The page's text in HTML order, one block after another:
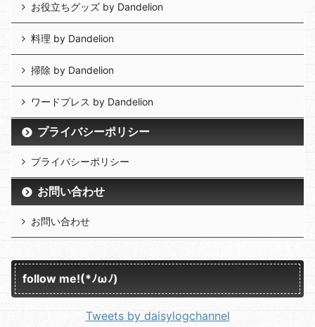
お役立ちグッズ by Dandelion
料理 by Dandelion
掃除 by Dandelion
ワードプレス by Dandelion
プライバシーポリシー
プライバシーポリシー
お問い合わせ
お問い合わせ
follow me!(*ﾉωﾉ)
Tweets by daisylogchannel